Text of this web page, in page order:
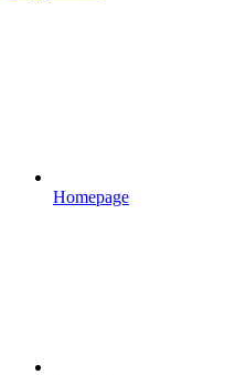
Homepage